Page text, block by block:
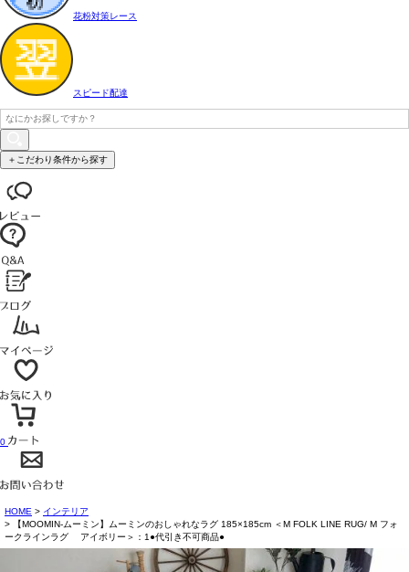
花粉対策レース
スピード配達
＋こだわり条件から探す
0
HOME
インテリア
【MOOMIN-ムーミン】ムーミンのおしゃれなラグ 185×185cm ＜M FOLK LINE RUG/ M フォ
ークラインラグ アイボリー＞：1●代引き不可商品●